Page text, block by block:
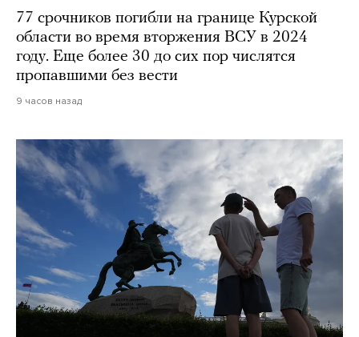
77 срочников погибли на границе Курской
области во время вторжения ВСУ в 2024
году. Еще более 30 до сих пор числятся
пропавшими без вести
9 часов назад